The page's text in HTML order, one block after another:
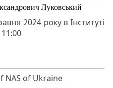
Луковський
2024 року в Інституті
NAS of Ukraine